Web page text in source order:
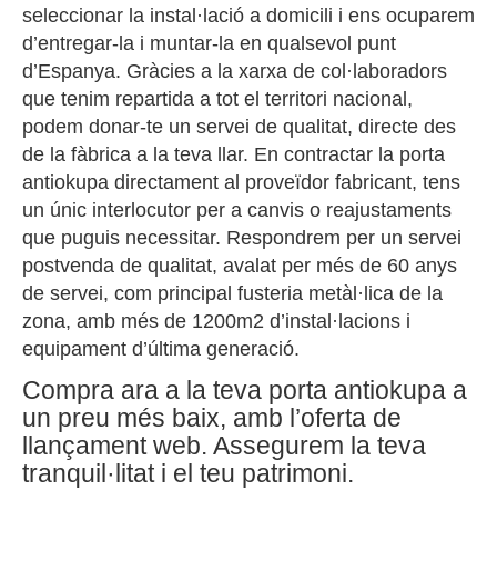
seleccionar la instal·lació a domicili i ens ocuparem
d’entregar-la i muntar-la en qualsevol punt
d’Espanya. Gràcies a la xarxa de col·laboradors
que tenim repartida a tot el territori nacional,
podem donar-te un servei de qualitat, directe des
de la fàbrica a la teva llar. En contractar la porta
antiokupa directament al proveïdor fabricant, tens
un únic interlocutor per a canvis o reajustaments
que puguis necessitar. Respondrem per un servei
postvenda de qualitat, avalat per més de 60 anys
de servei, com principal fusteria metàl·lica de la
zona, amb més de 1200m2 d’instal·lacions i
equipament d’última generació.
Compra ara a la teva porta antiokupa a
un preu més baix, amb l’oferta de
llançament web. Assegurem la teva
tranquil·litat i el teu patrimoni.